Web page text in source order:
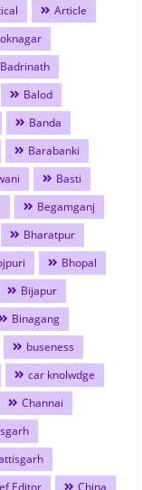
Article
Badrinath
Balod
Banda
Barabanki
Basti
Begamganj
Bharatpur
Bhopal
Bijapur
Binagang
buseness
car knolwdge
Channai
Editor China